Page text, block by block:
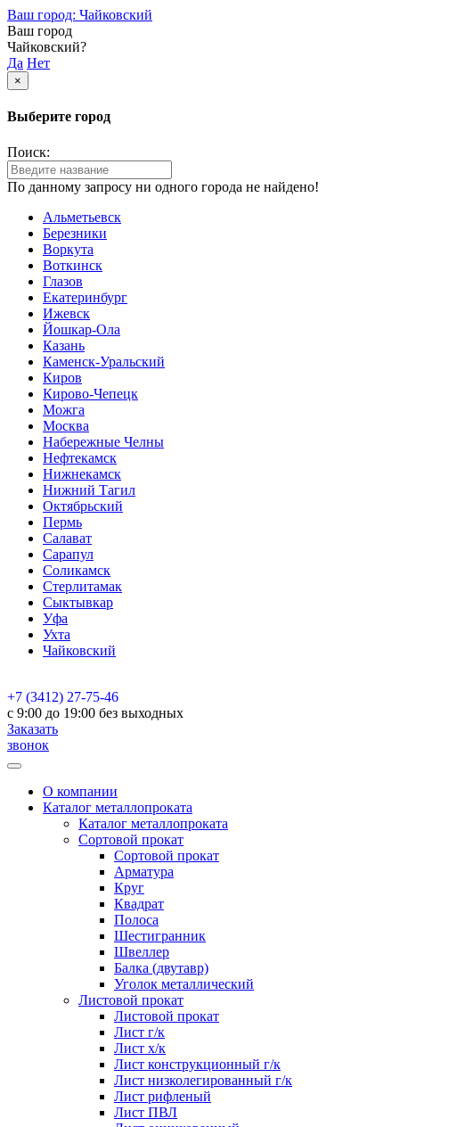
Ваш город: Чайковский
Ваш город
Чайковский?
Да Нет
×
Выберите город
Поиск:
По данному запросу ни одного города не найдено!
Альметьевск
Березники
Воркута
Воткинск
Глазов
Екатеринбург
Ижевск
Йошкар-Ола
Казань
Каменск-Уральский
Киров
Кирово-Чепецк
Можга
Москва
Набережные Челны
Нефтекамск
Нижнекамск
Нижний Тагил
Октябрьский
Пермь
Салават
Сарапул
Соликамск
Стерлитамак
Сыктывкар
Уфа
Ухта
Чайковский
+7 (3412) 27-75-46
c 9:00 до 19:00 без выходных
Заказать
звонок
О компании
Каталог металлопроката
Каталог металлопроката
Сортовой прокат
Сортовой прокат
Арматура
Круг
Квадрат
Полоса
Шестигранник
Швеллер
Балка (двутавр)
Уголок металлический
Листовой прокат
Листовой прокат
Лист г/к
Лист х/к
Лист конструкционный г/к
Лист низколегированный г/к
Лист рифленый
Лист ПВЛ